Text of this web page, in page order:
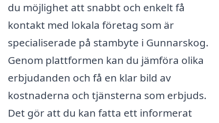
du möjlighet att snabbt och enkelt få
kontakt med lokala företag som är
specialiserade på stambyte i Gunnarskog.
Genom plattformen kan du jämföra olika
erbjudanden och få en klar bild av
kostnaderna och tjänsterna som erbjuds.
Det gör att du kan fatta ett informerat